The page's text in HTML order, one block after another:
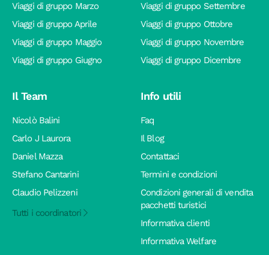
Viaggi di gruppo Marzo
Viaggi di gruppo Aprile
Viaggi di gruppo Maggio
Viaggi di gruppo Giugno
Viaggi di gruppo Settembre
Viaggi di gruppo Ottobre
Viaggi di gruppo Novembre
Viaggi di gruppo Dicembre
Il Team
Nicolò Balini
Carlo J Laurora
Daniel Mazza
Stefano Cantarini
Claudio Pelizzeni
Tutti i coordinatori
Info utili
Faq
Il Blog
Contattaci
Termini e condizioni
Condizioni generali di vendita
pacchetti turistici
Informativa clienti
Informativa Welfare